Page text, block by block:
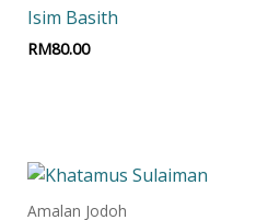
Isim Basith
RM80.00
Amalan Jodoh